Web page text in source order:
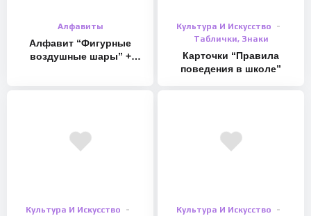
Алфавиты
Алфавит “Фигурные
воздушные шары” +
Культура И Искусство
Таблички, Знаки
Карточки “Правила
поведения в школе”
Культура И Искусство
Культура И Искусство